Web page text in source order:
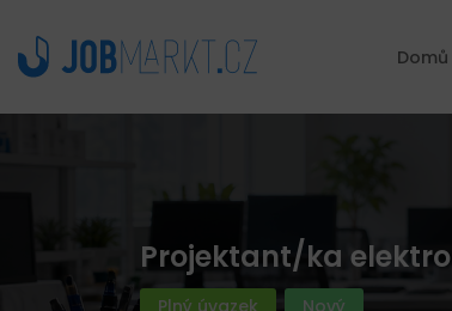
Domů
Projektant/ka elektro
Plný úvazek Nový